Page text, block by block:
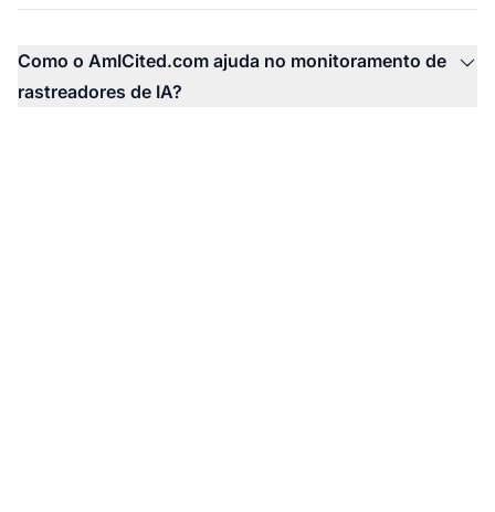
Como o AmICited.com ajuda no monitoramento de
rastreadores de IA?